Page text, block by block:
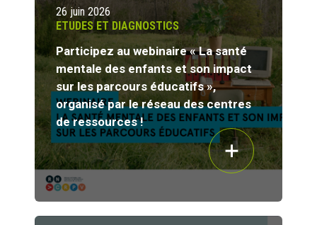
26 juin 2026
ETUDES ET DIAGNOSTICS
Participez au webinaire « La santé
mentale des enfants et son impact
sur les parcours éducatifs »,
organisé par le réseau des centres
de ressources !